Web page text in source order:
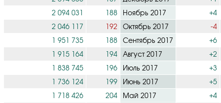
2 094 031
188 Ноябрь 2017
+4
2 046 117
192 Октябрь 2017
-4
1 951 735
188 Сентябрь 2017
+6
1 915 164
194 Август 2017
+2
1 838 745
196 Июль 2017
+3
1 736 124
199 Июнь 2017
+5
1 718 426
204 Май 2017
+4